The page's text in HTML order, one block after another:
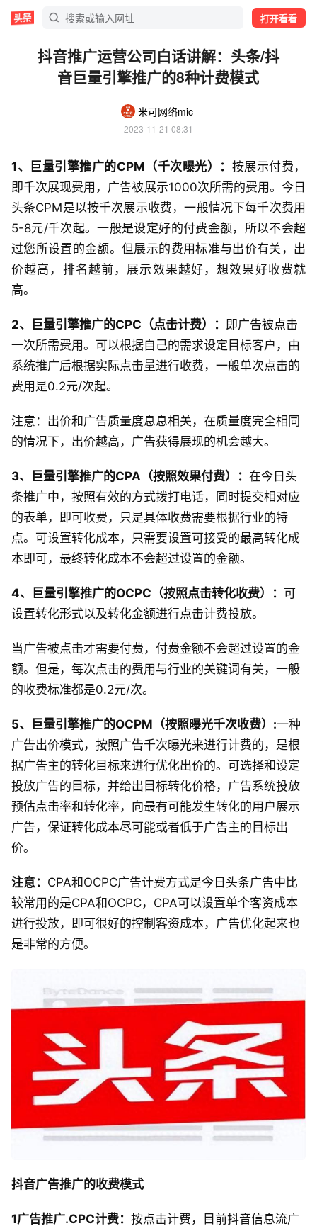
打开看看
抖音推广运营公司白话讲解：头条/抖
音巨量引擎推广的8种计费模式
米可网络mic
2023-11-21 08:31
1、巨量引擎推广的CPM（千次曝光）： 按展示付费，
即千次展现费用，广告被展示1000次所需的费用。今日
头条CPM是以按千次展示收费，一般情况下每千次费用
5-8元/千次起。一般是设定好的付费金额，所以不会超
过您所设置的金额。但展示的费用标准与出价有关，出
价越高，排名越前，展示效果越好，想效果好收费就
高。
2、巨量引擎推广的CPC（点击计费）： 即广告被点击
一次所需费用。可以根据自己的需求设定目标客户，由
系统推广后根据实际点击量进行收费，一般单次点击的
费用是0.2元/次起。
注意：出价和广告质量度息息相关，在质量度完全相同
的情况下，出价越高，广告获得展现的机会越大。
3、巨量引擎推广的CPA（按照效果付费）： 在今日头
条推广中，按照有效的方式拨打电话，同时提交相对应
的表单，即可收费，只是具体收费需要根据行业的特
点。可设置转化成本，只需要设置可接受的最高转化成
本即可，最终转化成本不会超过设置的金额。
4、巨量引擎推广的OCPC（按照点击转化收费）： 可
设置转化形式以及转化金额进行点击计费投放。
当广告被点击才需要付费，付费金额不会超过设置的金
额。但是，每次点击的费用与行业的关键词有关，一般
的收费标准都是0.2元/次。
5、巨量引擎推广的OCPM（按照曝光千次收费）:一种
广告出价模式，按照广告千次曝光来进行计费的，是根
据广告主的转化目标来进行优化出价的。可选择和设定
投放广告的目标，并给出目标转化价格，广告系统投放
预估点击率和转化率，向最有可能发生转化的用户展示
广告，保证转化成本尽可能或者低于广告主的目标出
价。
注意： CPA和OCPC广告计费方式是今日头条广告中比
较常用的是CPA和OCPC，CPA可以设置单个客资成本
进行投放，即可很好的控制客资成本，广告优化起来也
是非常的方便。
抖音广告推广的收费模式
1广告推广.CPC计费： 按点击计费，目前抖音信息流广